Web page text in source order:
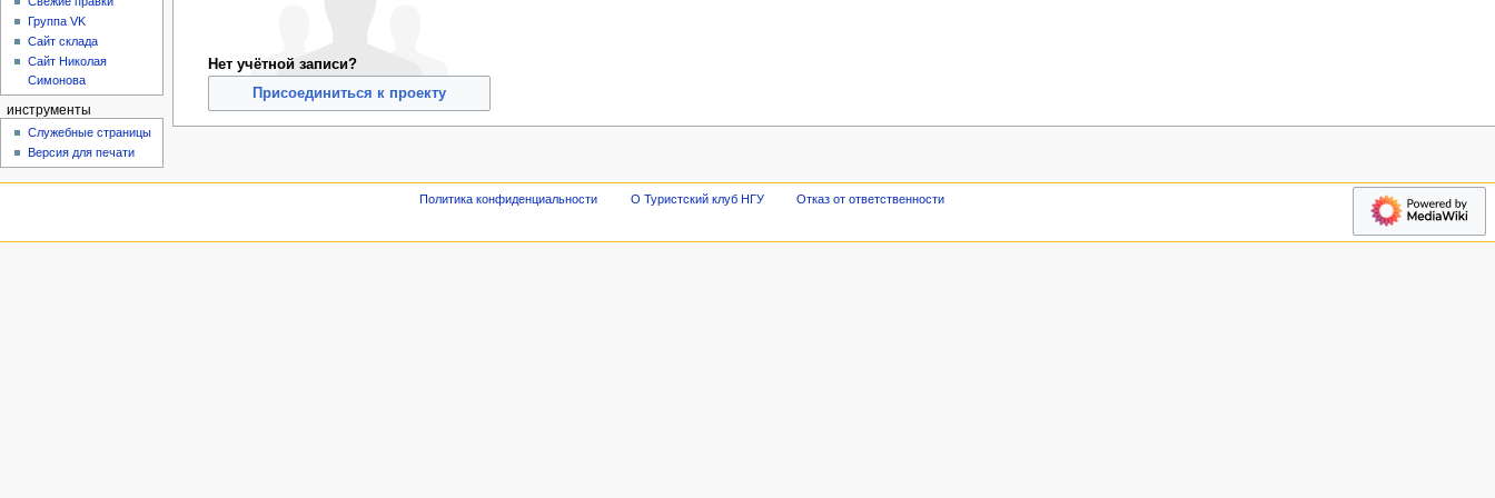
Нет учётной записи?
Присоединиться к проекту
Группа VK
Сайт склада
Сайт Николая
Симонова
инструменты
Служебные страницы
Версия для печати
Политика конфиденциальности О Туристский клуб НГУ Отказ от ответственности